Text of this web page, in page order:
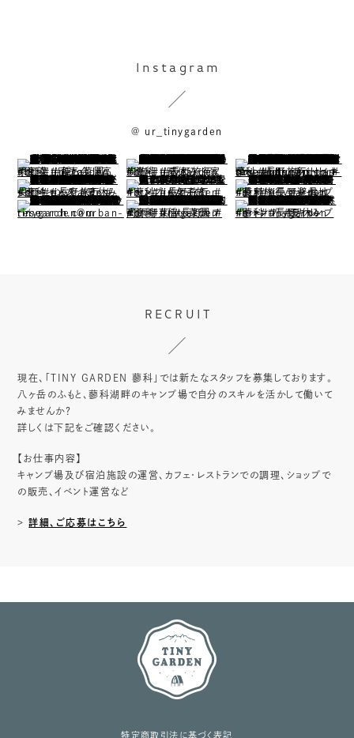
Instagram
@ ur_tinygarden
RECRUIT
現在、「TINY GARDEN 蓼科」では新たなスタッフを募集しております。
八ヶ岳のふもと、蓼科湖畔のキャンプ場で自分のスキルを活かして働いて
みませんか？
詳しくは下記をご確認ください。
【お仕事内容】
キャンプ場及び宿泊施設の運営、カフェ・レストランでの調理、ショップで
の販売、イベント運営など
>詳細、ご応募はこちら
特定商取引法に基づく表記